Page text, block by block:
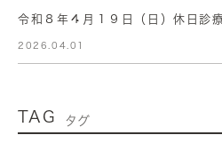
令和８年４月１９日（日）休日診
2026.04.01
TAG タグ